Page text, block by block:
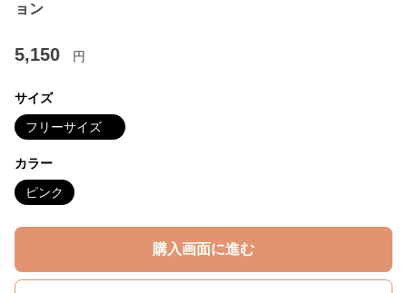
ョン
5,150 円
サイズ
フリーサイズ
カラー
ピンク
購入画面に進む